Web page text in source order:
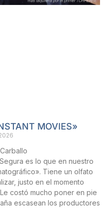
MOVIES»
es lo que en nuestro
Tiene un olfato
justo en el momento
costó mucho poner en pie
escasean los productores